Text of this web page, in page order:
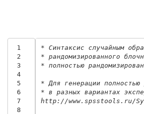
1
2
3
4
5
6
7
8
* Синтаксис случайным
* рандомизированного
* полностью
* Для генерации полностью
* в разных вариантах
http://www.spsstools.ru/